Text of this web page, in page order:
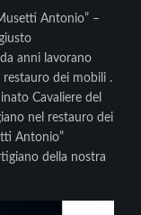
Antonio” –
anni lavorano
dei mobili .
Cavaliere del
nel restauro dei
Antonio”
della nostra